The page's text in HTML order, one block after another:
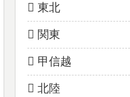
東北
関東
甲信越
北陸